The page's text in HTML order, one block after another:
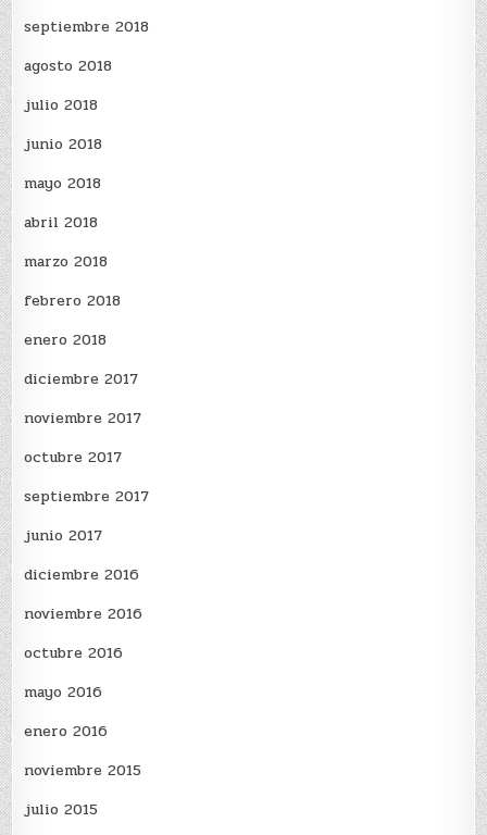
septiembre 2018
agosto 2018
julio 2018
junio 2018
mayo 2018
abril 2018
marzo 2018
febrero 2018
enero 2018
diciembre 2017
noviembre 2017
octubre 2017
septiembre 2017
junio 2017
diciembre 2016
noviembre 2016
octubre 2016
mayo 2016
enero 2016
noviembre 2015
julio 2015